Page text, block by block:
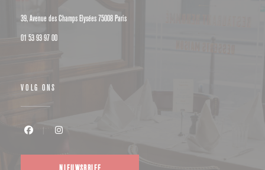
39, Avenue des Champs Elysées 75008 Paris((opent in een nieuw venster))
01 53 93 97 00
VOLG ONS
NIEUWSBRIEF